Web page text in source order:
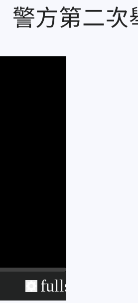
方第二次
fullscreen